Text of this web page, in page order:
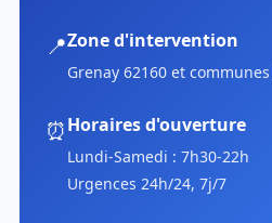
📍Zone d'intervention
Grenay 62160 et
⏰Horaires d'ouverture
Lundi-Samedi : 7h30-22h
Urgences 24h/24, 7j/7